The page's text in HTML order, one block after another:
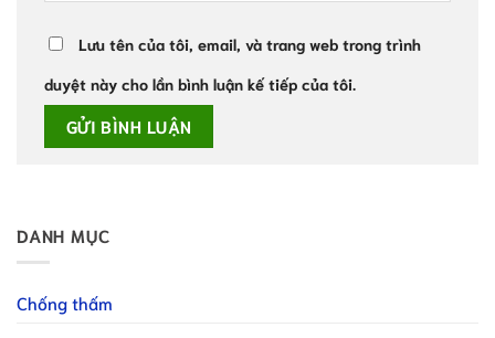
Lưu tên của tôi, email, và trang web trong trình
duyệt này cho lần bình luận kế tiếp của tôi.
DANH MỤC
Chống thấm